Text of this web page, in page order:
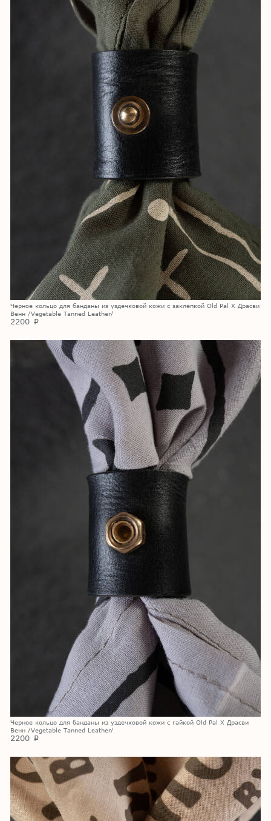
Черное кольцо для банданы из уздечковой кожи с заклёпкой Old Pal X Драсви
Венн /Vegetable Tanned Leather/
2200 p
Черное кольцо для банданы из уздечковой кожи с гайкой Old Pal X Драсви
Венн /Vegetable Tanned Leather/
2200 p